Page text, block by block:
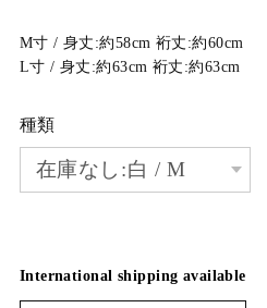
M寸 / 身丈:約58cm 裄丈:約60cm
L寸 / 身丈:約63cm 裄丈:約63cm
種類
International shipping available